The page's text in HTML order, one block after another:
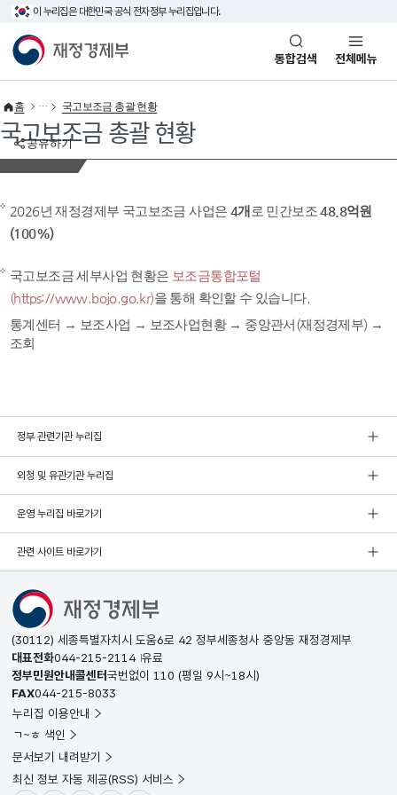
이 누리집은 대한민국 공식 전자정부 누리집입니다.
재정경제부(www.mofe.go.kr)통합검색 전체메뉴
공유하기
홈 국고보조금 총괄 현황
국고보조금 총괄 현황
2026년 재정경제부 국고보조금 사업은 4개 로 민간보조48.8억원
(100%)
국고보조금 세부사업 현황은 보조금통합포털
(https://www.bojo.go.kr)을 통해 확인할 수 있습니다.
통계센터 → 보조사업 → 보조사업현황 → 중앙관서(재정경제부) →
조회
정부 관련기관 누리집
외청 및 유관기관 누리집
운영 누리집 바로가기
관련 사이트 바로가기
(30112) 세종특별자치시 도움6로 42 정부세종청사 중앙동 재정경제부
대표전화044-215-2114 유료
정부민원안내콜센터국번없이 110 (평일 9시~18시)
FAX044-215-8033
누리집 이용안내
ㄱ~ㅎ 색인
문서보기 내려받기
최신 정보 자동 제공(RSS) 서비스